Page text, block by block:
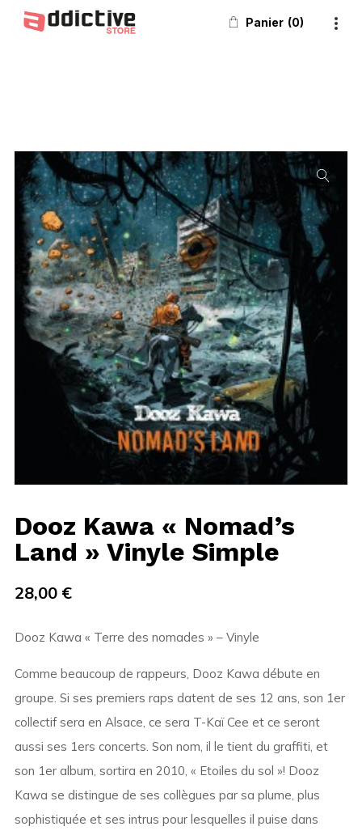
Panier 0
Dooz Kawa « Nomad’s
Land » Vinyle Simple
28,00 €
Dooz Kawa « Terre des nomades » – Vinyle
Comme beaucoup de rappeurs, Dooz Kawa débute en
groupe. Si ses premiers raps datent de ses 12 ans, son 1er
collectif sera en Alsace, ce sera T-Kaï Cee et ce seront
aussi ses 1ers concerts. Son nom, il le tient du graffiti, et
son 1er album, sortira en 2010, « Etoiles du sol »! Dooz
Kawa se distingue de ses collègues par sa plume, plus
sophistiquée et ses intrus pour lesquelles il puise dans